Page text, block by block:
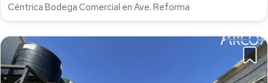
Céntrica Bodega Comercial en Ave. Reforma